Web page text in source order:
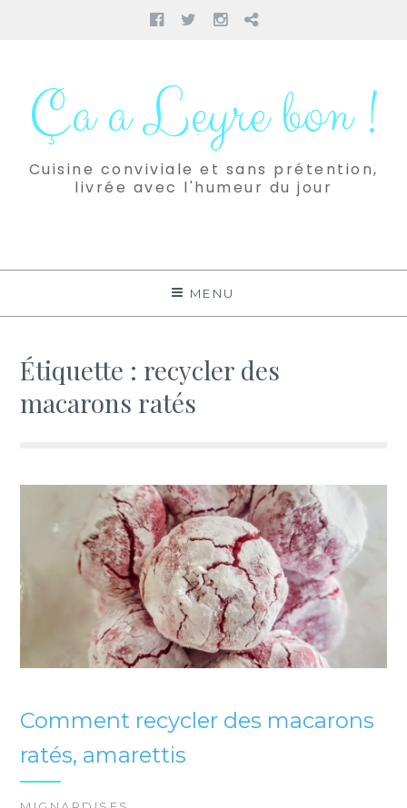
Facebook
TwitterInstagram
Pinterest
contenuÇa a Leyre bon !
Cuisine conviviale et sans prétention,
livrée avec l'humeur du jour
MENU
Étiquette : recycler des
macarons ratés
Comment recycler des macarons
ratés, amarettis